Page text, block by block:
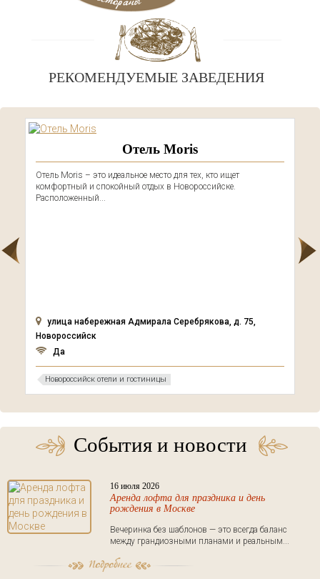
РЕКОМЕНДУЕМЫЕ ЗАВЕДЕНИЯ
Отель Moris
Отель Moris – это идеальное место для тех, кто ищет
комфортный и спокойный отдых в Новороссийске.
Расположенный...
улица набережная Адмирала Серебрякова, д. 75,
Новороссийск
Да
Новороссийск отели и гостиницы
События и новости
16 июля 2026
Аренда лофта для праздника и день
рождения в Москве
Вечеринка без шаблонов — это всегда баланс
между грандиозными планами и реальным...